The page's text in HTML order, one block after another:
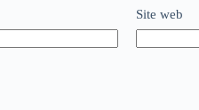
Site web